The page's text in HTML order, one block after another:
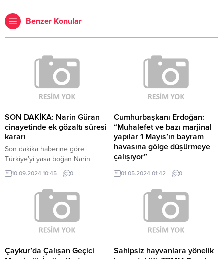
Benzer Konular
SON DAKİKA: Narin Güran
cinayetinde ek gözaltı süresi
kararı
Son dakika haberine göre
Türkiye’yi yasa boğan Narin
Güran cinayetinde yeni bir
gelişme yaşandı. Soruşturmada
gözaltında olan 24 kişinin gözaltı
süresi 1 gün uzatıldı. Ayrıntılar
geliyor… Yusuf Balıkçı Editör
Haber Kaynak :
ENSONHABER.COM “Yayınlanan
ilgili olarak yasal bildirimlerinizi
10.09.2024 10:45 0
Cumhurbaşkanı Erdoğan:
“Muhalefet ve bazı marjinal
yapılar 1 Mayıs’ın bayram
havasına gölge düşürmeye
çalışıyor”
Cumhurbaşkanı Recep Tayyip
Erdoğan, "Son günlerde
muhalefet ve bazı marjinal yapılar
Taksim tartışmalarıyla 1 Mayıs'ın
bayram havasına gölge
düşürmeye çalışıyor.
01.05.2024 01:42 0
Çaykur’da Çalışan Geçici
Sahipsiz hayvanlara yönelik